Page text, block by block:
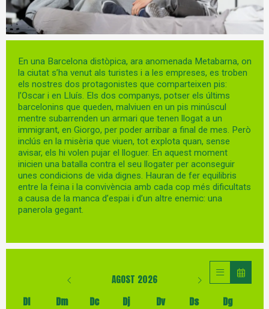
Diapositiva 1 de 1
En una Barcelona distòpica, ara anomenada Metabarna, on
la ciutat s’ha venut als turistes i a les empreses, es troben
els nostres dos protagonistes que comparteixen pis:
l’Oscar i en Lluís. Els dos companys, potser els últims
barcelonins que queden, malviuen en un pis minúscul
mentre subarrenden un armari que tenen llogat a un
immigrant, en Giorgo, per poder arribar a final de mes. Però
inclús en la misèria que viuen, tot explota quan, sense
avisar, els hi volen pujar el lloguer. En aquest moment
inicien una batalla contra el seu llogater per aconseguir
unes condicions de vida dignes. Hauran de fer equilibris
entre la feina i la convivència amb cada cop més dificultats
a causa de la manca d’espai i d’un altre enemic: una
panerola gegant.
AGOST 2026
Dl
Dm Dc Dj Dv Ds
Dg